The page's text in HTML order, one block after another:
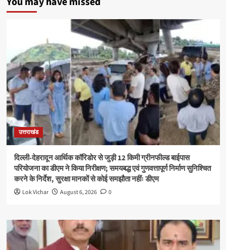
उत्तराखंड
दिल्ली-देहरादून आर्थिक कॉरिडोर से जुड़ी 12 किमी ग्रीनफील्ड बाईपास
परियोजना का डीएम ने किया निरीक्षण; समयबद्ध एवं गुणवत्तापूर्ण निर्माण सुनिश्चित
करने के निर्देश, सुरक्षा मानकों से कोई समझौता नहींः डीएम
Lok Vichar August 6, 2026 0